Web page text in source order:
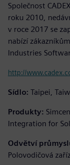
Společnost
roku 2010,
v roce 2017 se
nabízí
Industries
http://
Sídlo: Taipei,
Produkty:
Integration for
Odvětví
Polovodičová